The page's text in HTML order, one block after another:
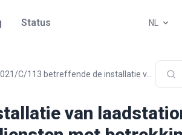
Status NL
C/113 betreffende de installatie v...
van